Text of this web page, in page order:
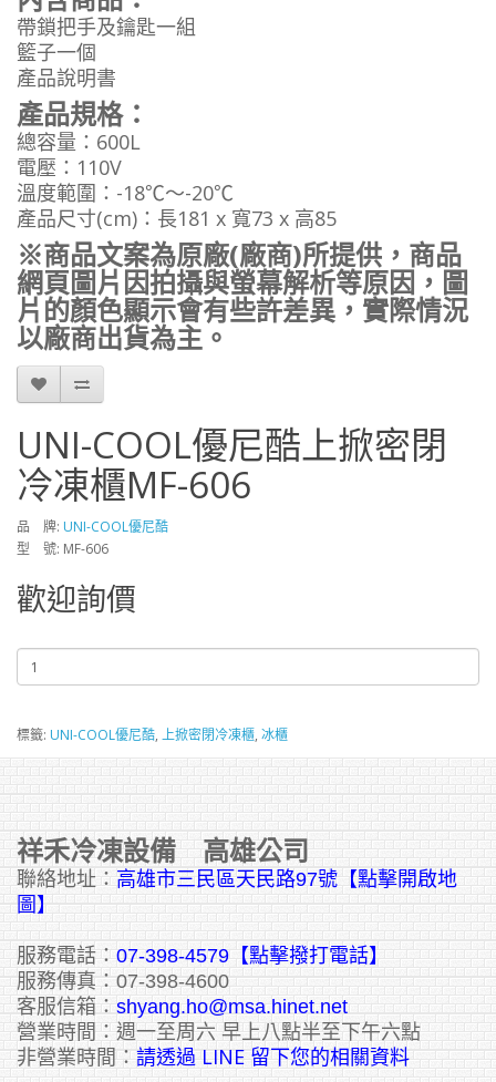
帶鎖把手及鑰匙一組
籃子一個
產品說明書
產品規格：
總容量：600L
電壓：110V
溫度範圍：-18℃～-20℃
產品尺寸(cm)：長181 x 寬73 x 高85
※商品文案為原廠(廠商)所提供，商品
網頁圖片因拍攝與螢幕解析等原因，圖
片的顏色顯示會有些許差異，實際情況
以廠商出貨為主。
UNI-COOL優尼酷上掀密閉
冷凍櫃MF-606
品 牌: UNI-COOL優尼酷
型 號: MF-606
歡迎詢價
標籤: UNI-COOL優尼酷, 上掀密閉冷凍櫃, 冰櫃
祥禾冷凍設備 高雄公司
聯絡地址： 高雄市三民區天民路97號【點擊開啟地
圖】
服務電話： 07-398-4579【點擊撥打電話】
服務傳真：07-398-4600
客服信箱： shyang.ho@msa.hinet.net
營業時間：週一至周六 早上八點半至下午六點
非營業時間： 請透過 LINE 留下您的相關資料